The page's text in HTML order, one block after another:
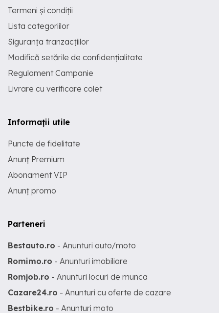
Termeni și condiții
Lista categoriilor
Siguranța tranzacțiilor
Modifică setările de confidențialitate
Regulament Campanie
Livrare cu verificare colet
Informații utile
Puncte de fidelitate
Anunț Premium
Abonament VIP
Anunț promo
Parteneri
Bestauto.ro - Anunturi auto/moto
Romimo.ro - Anunturi imobiliare
Romjob.ro - Anunturi locuri de munca
Cazare24.ro - Anunturi cu oferte de cazare
Bestbike.ro - Anunturi moto